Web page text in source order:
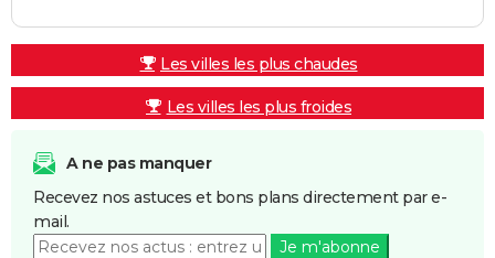
Les villes les plus chaudes
Les villes les plus froides
A ne pas manquer
Recevez nos astuces et bons plans directement par e-
mail.
Je m'abonne